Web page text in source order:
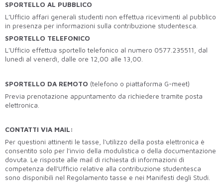
SPORTELLO AL PUBBLICO
L’Ufficio affari generali studenti non effettua ricevimenti al pubblico
in presenza per informazioni sulla contribuzione studentesca.
SPORTELLO TELEFONICO
L'Ufficio effettua sportello telefonico al numero 0577.235511, dal
lunedì al venerdì, dalle ore 12,00 alle 13,00.
SPORTELLO DA REMOTO (telefono o piattaforma G-meet)
Previa prenotazione appuntamento da richiedere tramite posta
elettronica.
CONTATTI VIA MAIL:
Per questioni attinenti le tasse, l'utilizzo della posta elettronica è
consentito solo per l'invio della modulistica o della documentazione
dovuta. Le risposte alle mail di richiesta di informazioni di
competenza dell'Ufficio relative alla contribuzione studentesca
sono disponibili nel Regolamento tasse e nei Manifesti degli Studi.